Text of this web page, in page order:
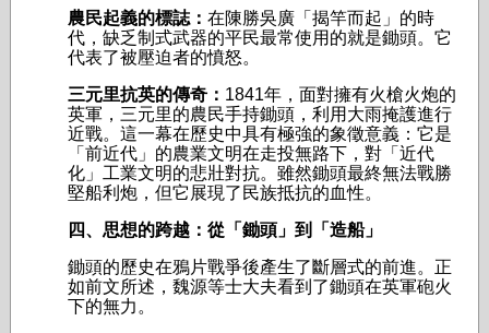
農民起義的標誌： 在陳勝吳廣「揭竿而起」的時
代，缺乏制式武器的平民最常使用的就是鋤頭。它
代表了被壓迫者的憤怒。
三元里抗英的傳奇： 1841年，面對擁有火槍火炮的
英軍，三元里的農民手持鋤頭，利用大雨掩護進行
近戰。這一幕在歷史中具有極強的象徵意義：它是
「前近代」的農業文明在走投無路下，對「近代
化」工業文明的悲壯對抗。雖然鋤頭最終無法戰勝
堅船利炮，但它展現了民族抵抗的血性。
四、思想的跨越：從「鋤頭」到「造船」
鋤頭的歷史在鴉片戰爭後產生了斷層式的前進。正
如前文所述，魏源等士大夫看到了鋤頭在英軍砲火
下的無力。